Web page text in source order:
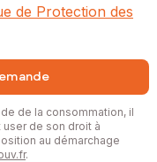
de Protection des
de la consommation, il
de son droit à
au démarchage
.